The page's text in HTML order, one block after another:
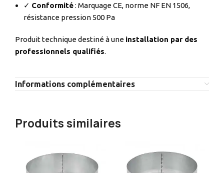
✓ Conformité: Marquage CE, norme NF EN 1506,
résistance pression 500 Pa
Produit technique destiné à une installation par des
professionnels qualifiés.
Informations complémentaires
Produits similaires